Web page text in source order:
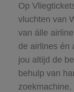
Op
vluchten van
van álle
de airlines én
jou altijd de
behulp van